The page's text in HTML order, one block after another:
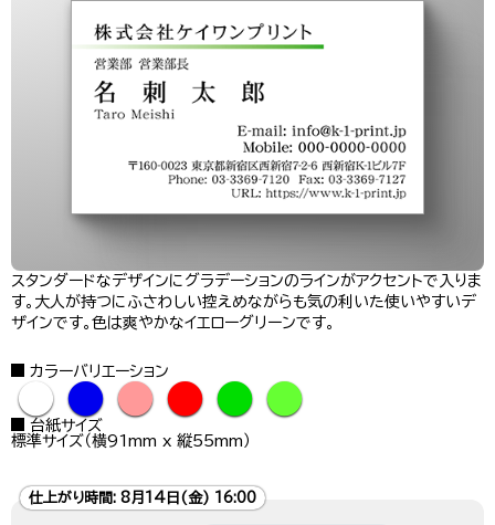
スタンダードなデザインにグラデーションのラインがアクセントで入りま
す。大人が持つにふさわしい控えめながらも気の利いた使いやすいデ
ザインです。色は爽やかなイエローグリーンです。
カラーバリエーション
● ● ● ● ● ●
台紙サイズ
標準サイズ（横91mm x 縦55mm）
仕上がり時間: 8月14日(金) 16:00